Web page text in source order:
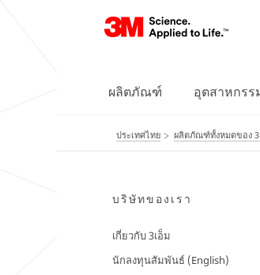
ผลิตภัณฑ์ อุตสาหกรร
ประเทศไทย ผลิตภัณฑ์ทั้งหมดของ 3
บริษัทของเรา
เกี่ยวกับ 3เอ็ม
นักลงทุนสัมพันธ์ (English)